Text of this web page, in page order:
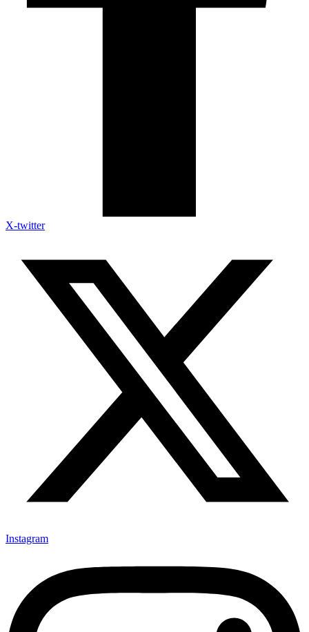
X-twitter
Instagram